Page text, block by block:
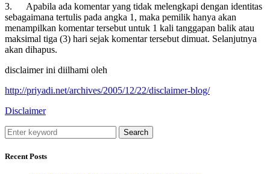
3. Apabila ada komentar yang tidak melengkapi dengan identitas
sebagaimana tertulis pada angka 1, maka pemilik hanya akan
menampilkan komentar tersebut untuk 1 kali tanggapan balik atau
maksimal tiga (3) hari sejak komentar tersebut dimuat. Selanjutnya
akan dihapus.
disclaimer ini diilhami oleh
http://priyadi.net/archives/2005/12/22/disclaimer-blog/
Disclaimer
Search
Recent Posts